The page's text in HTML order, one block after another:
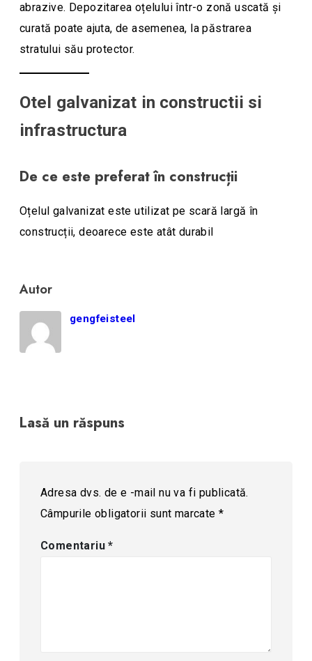
abrazive. Depozitarea oțelului într-o zonă uscată și
curată poate ajuta, de asemenea, la păstrarea
stratului său protector.
Otel galvanizat in constructii si
infrastructura
De ce este preferat în construcții
Oțelul galvanizat este utilizat pe scară largă în
construcții, deoarece este atât durabil
Autor
gengfeisteel
Lasă un răspuns
Adresa dvs. de e -mail nu va fi publicată.
Câmpurile obligatorii sunt marcate *
Comentariu*